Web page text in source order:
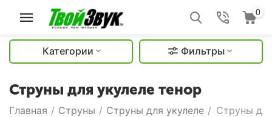
0
Категории Фильтры
Струны для укулеле тенор
Главная / Струны / Струны для укулеле / Струны